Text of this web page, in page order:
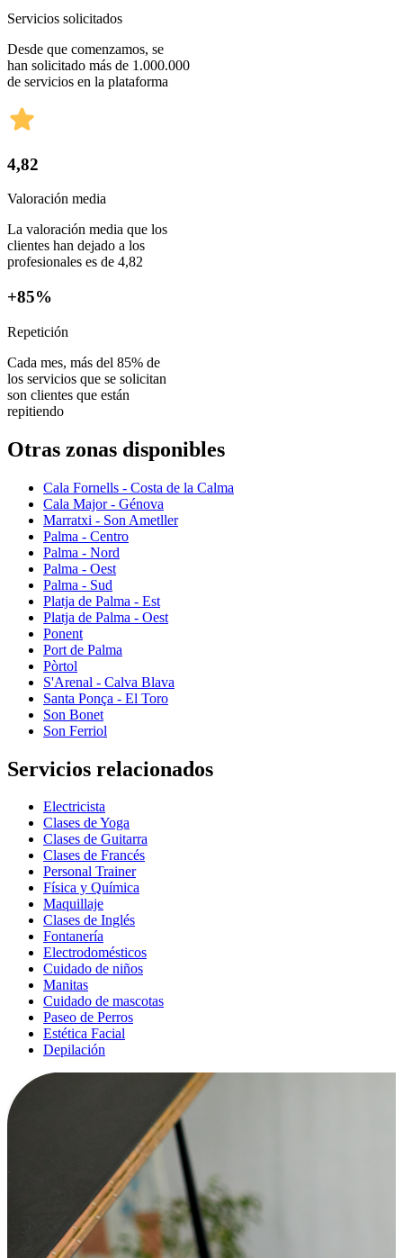
Servicios solicitados
Desde que comenzamos, se
han solicitado más de 1.000.000
de servicios en la plataforma
4,82
Valoración media
La valoración media que los
clientes han dejado a los
profesionales es de 4,82
+85%
Repetición
Cada mes, más del 85% de
los servicios que se solicitan
son clientes que están
repitiendo
Otras zonas disponibles
Cala Fornells - Costa de la Calma
Cala Major - Génova
Marratxi - Son Ametller
Palma - Centro
Palma - Nord
Palma - Oest
Palma - Sud
Platja de Palma - Est
Platja de Palma - Oest
Ponent
Port de Palma
Pòrtol
S'Arenal - Calva Blava
Santa Ponça - El Toro
Son Bonet
Son Ferriol
Servicios relacionados
Electricista
Clases de Yoga
Clases de Guitarra
Clases de Francés
Personal Trainer
Física y Química
Maquillaje
Clases de Inglés
Fontanería
Electrodomésticos
Cuidado de niños
Manitas
Cuidado de mascotas
Paseo de Perros
Estética Facial
Depilación